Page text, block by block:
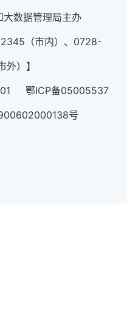
数据管理局主办
（市内）、0728-
）】
鄂ICP备05005537
号